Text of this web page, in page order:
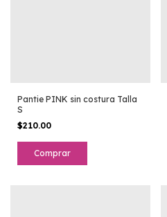
Pantie PINK sin costura Talla
S
$210.00